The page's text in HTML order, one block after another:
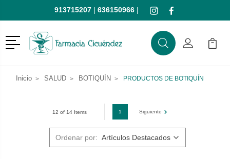
913715207 | 636150966 |
Menú
BuscarMi Cuenta
Mi
Inicio SALUD BOTIQUÍN PRODUCTOS DE BOTIQUÍN
12 of 14 Items 1 Siguiente
Ordenar por: